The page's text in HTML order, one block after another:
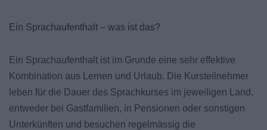
Ein Sprachaufenthalt – was ist das?
Ein Sprachaufenthalt ist im Grunde eine sehr effektive
Kombination aus Lernen und Urlaub. Die Kursteilnehmer
leben für die Dauer des Sprachkurses im jeweiligen Land,
entweder bei Gastfamilien, in Pensionen oder sonstigen
Unterkünften und besuchen regelmässig die